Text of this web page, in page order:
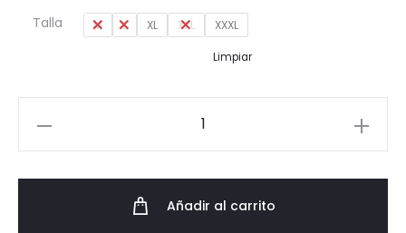
Talla
M L XL XXL XXXL
Limpiar
Añadir al carrito